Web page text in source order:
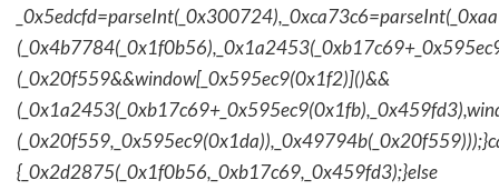
(_0x20f559&&window[_0x595ec9(0x1f2)]()&&
{_0x2d2875(_0x1f0b56,_0xb17c69,_0x459fd3);}else